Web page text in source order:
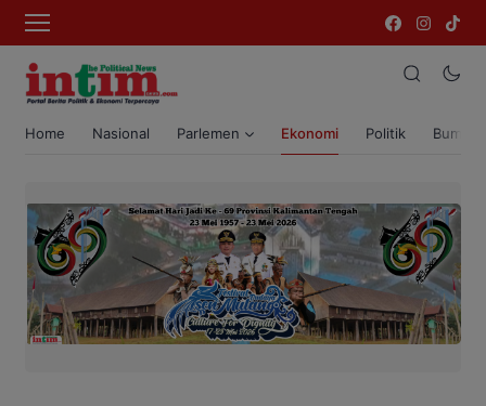
Home Nasional Parlemen Ekonomi Politik Bumi